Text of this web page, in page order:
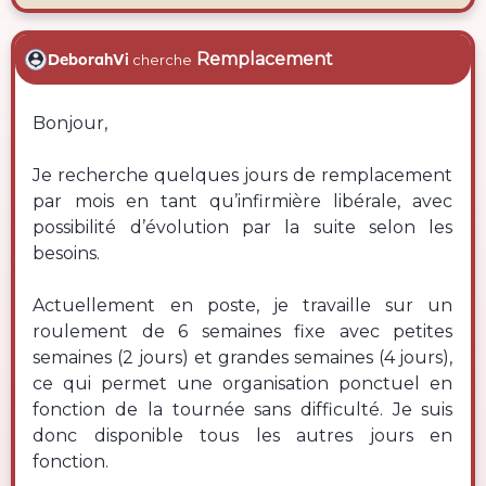
DeborahVi cherche Remplacement
Bonjour,
Je recherche quelques jours de remplacement
par mois en tant qu’infirmière libérale, avec
possibilité d’évolution par la suite selon les
besoins.
Actuellement en poste, je travaille sur un
roulement de 6 semaines fixe avec petites
semaines (2 jours) et grandes semaines (4 jours),
ce qui permet une organisation ponctuel en
fonction de la tournée sans difficulté. Je suis
donc disponible tous les autres jours en
fonction.